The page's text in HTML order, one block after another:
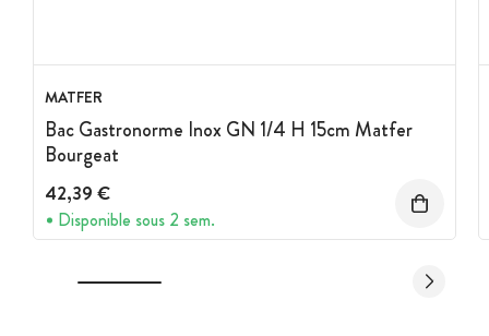
MATFER
Bac Gastronorme Inox GN 1/4 H 15cm Matfer
Bourgeat
42,39 €
Disponible sous 2 sem.